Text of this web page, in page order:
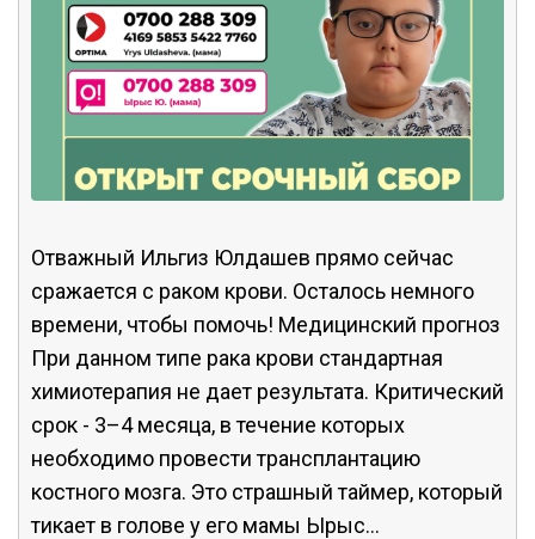
Отважный Ильгиз Юлдашев прямо сейчас
сражается с раком крови. Осталось немного
времени, чтобы помочь! Медицинский прогноз
При данном типе рака крови стандартная
химиотерапия не дает результата. Критический
срок - 3–4 месяца, в течение которых
необходимо провести трансплантацию
костного мозга. Это страшный таймер, который
тикает в голове у его мамы Ырыс...